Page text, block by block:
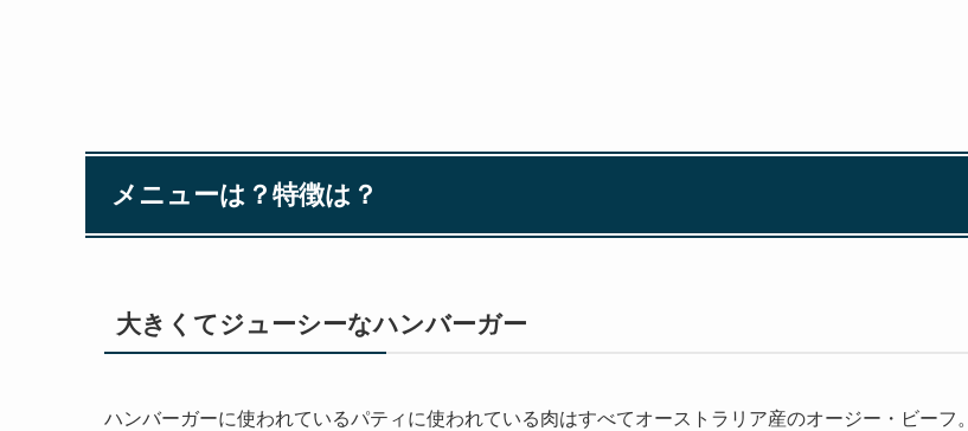
メニューは？特徴は？
大きくてジューシーなハンバーガー
ハンバーガーに使われているパティに使われている肉はすべてオーストラリア産のオージー・ビーフ。